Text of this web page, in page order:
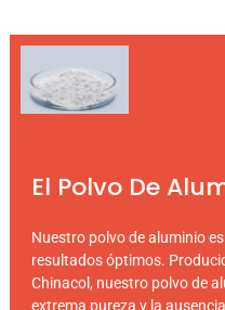
El Polvo De
Nuestro polvo de aluminio
resultados óptimos.
Chinacol, nuestro polvo de
extrema pureza y la